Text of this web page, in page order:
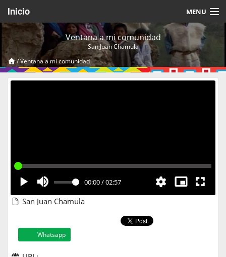
Inicio MENU
Acerca de
Videos Temáticos
Cerrar Sesión
Ventana a mi comunidad
San Juan Chamula
/Ventana a mi comunidad
00:00/02:57
San Juan Chamula
Whatsapp